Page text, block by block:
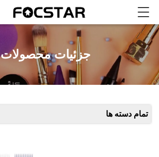
جزئیات محصولات
تمام دسته ها